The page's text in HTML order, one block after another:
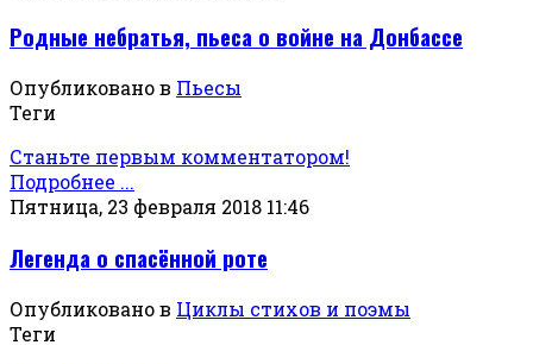
Родные небратья, пьеса о войне на Донбассе
Опубликовано в Пьесы
Теги
Станьте первым комментатором!
Подробнее ...
Пятница, 23 февраля 2018 11:46
Легенда о спасённой роте
Опубликовано в Циклы стихов и поэмы
Теги